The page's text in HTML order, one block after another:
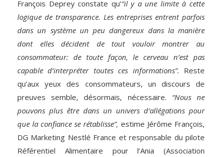
François Deprey constate qu’“il y a une limite à cette
logique de transparence. Les entreprises entrent parfois
dans un système un peu dangereux dans la manière
dont elles décident de tout vouloir montrer au
consommateur: de toute façon, le cerveau n’est pas
capable d’interpréter toutes ces informations”. Reste
qu’aux yeux des consommateurs, un discours de
preuves semble, désormais, nécessaire. “Nous ne
pouvons plus être dans un univers d’allégations pour
que la confiance se rétablisse”, estime Jérôme François,
DG Marketing Nestlé France et responsable du pilote
Référentiel Alimentaire pour l’Ania (Association